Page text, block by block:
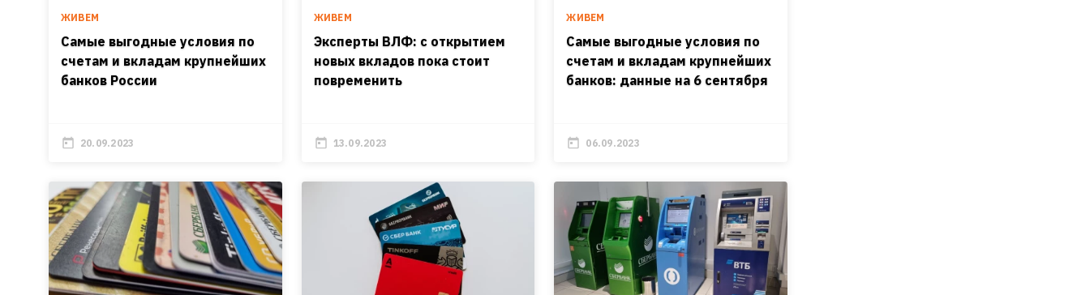
ЖИВЕМ
Самые выгодные условия по
счетам и вкладам крупнейших
банков России
20.09.2023
ЖИВЕМ
Эксперты ВЛФ: с открытием
новых вкладов пока стоит
повременить
13.09.2023
ЖИВЕМ
Самые выгодные условия по
счетам и вкладам крупнейших
банков: данные на 6 сентября
06.09.2023